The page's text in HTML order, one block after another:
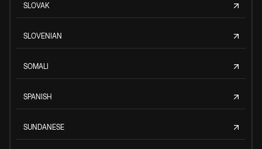
SLOVAK
SLOVENIAN
SOMALI
SPANISH
SUNDANESE